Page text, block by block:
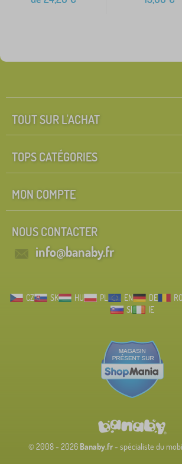
TOUT SUR L'ACHAT
TOPS CATÉGORIES
MON COMPTE
NOUS CONTACTER
info@banaby.fr
CZ SK HU PL EN DE RO
SI
IE
© 2008 - 2026 Banaby.fr- spécialiste du